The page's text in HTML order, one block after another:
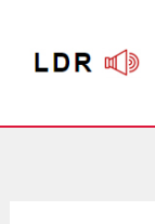
springen